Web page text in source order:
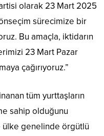
olarak 23 Mart 2025
sürecimize bir
Bu amaçla, iktidarın
23 Mart Pazar
çağırıyoruz.”
tüm yurttaşların
sahip olduğunu
ülke genelinde örgütlü